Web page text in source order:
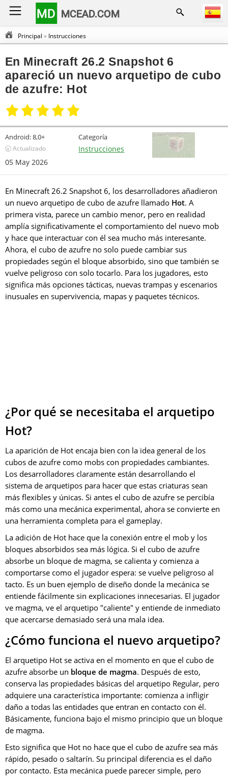
MD MCEAD.COM
Principal » Instrucciones
En Minecraft 26.2 Snapshot 6
apareció un nuevo arquetipo de cubo
de azufre: Hot
Android:8,0+
🕣 Actualizado
05 May 2026
Categoría
Instrucciones
En Minecraft 26.2 Snapshot 6, los desarrolladores añadieron
un nuevo arquetipo de cubo de azufre llamado Hot. A
primera vista, parece un cambio menor, pero en realidad
amplía significativamente el comportamiento del nuevo mob
y hace que interactuar con él sea mucho más interesante.
Ahora, el cubo de azufre no solo puede cambiar sus
propiedades según el bloque absorbido, sino que también se
vuelve peligroso con solo tocarlo. Para los jugadores, esto
significa más opciones tácticas, nuevas trampas y escenarios
inusuales en supervivencia, mapas y paquetes técnicos.
¿Por qué se necesitaba el arquetipo
Hot?
La aparición de Hot encaja bien con la idea general de los
cubos de azufre como mobs con propiedades cambiantes.
Los desarrolladores claramente están desarrollando el
sistema de arquetipos para hacer que estas criaturas sean
más flexibles y únicas. Si antes el cubo de azufre se percibía
más como una mecánica experimental, ahora se convierte en
una herramienta completa para el gameplay.
La adición de Hot hace que la conexión entre el mob y los
bloques absorbidos sea más lógica. Si el cubo de azufre
absorbe un bloque de magma, se calienta y comienza a
comportarse como el jugador espera: se vuelve peligroso al
tacto. Es un buen ejemplo de diseño donde la mecánica se
entiende fácilmente sin explicaciones innecesarias. El jugador
ve magma, ve el arquetipo "caliente" y entiende de inmediato
que acercarse demasiado será una mala idea.
¿Cómo funciona el nuevo arquetipo?
El arquetipo Hot se activa en el momento en que el cubo de
azufre absorbe un bloque de magma. Después de esto,
conserva las propiedades básicas del arquetipo Regular, pero
adquiere una característica importante: comienza a infligir
daño a todas las entidades que entran en contacto con él.
Básicamente, funciona bajo el mismo principio que un bloque
de magma.
Esto significa que Hot no hace que el cubo de azufre sea más
rápido, pesado o saltarín. Su principal diferencia es el daño
por contacto. Esta mecánica puede parecer simple, pero